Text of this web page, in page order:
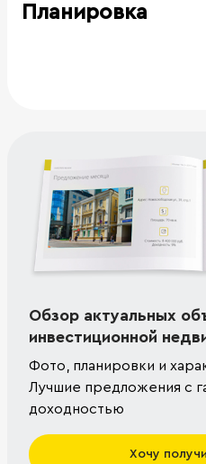
Планировка
Обзор актуальных
инвестиционной
Фото, планировки и
Лучшие предложения с
доходностью
Хочу